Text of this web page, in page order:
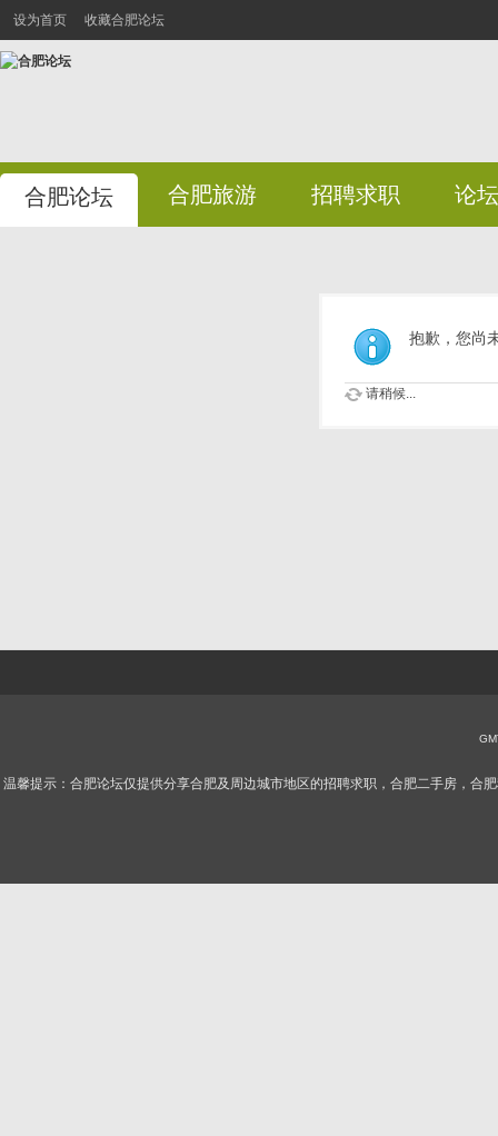
设为首页 收藏合肥论坛
合肥论坛 合肥旅游 招聘求职 论
抱歉，您尚
请稍候...
温馨提示：合肥论坛仅提供分享合肥及周边城市地区的招聘求职，合肥二手房，合